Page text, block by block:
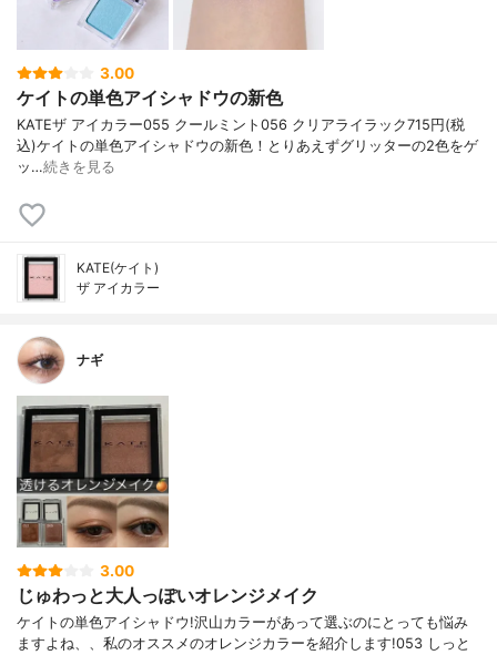
3.00
ケイトの単色アイシャドウの新色
KATE ザ アイカラー 055 クールミント 056 クリアライラック 715円(税
込) ケイトの単色アイシャドウの新色！ とりあえずグリッターの2色をゲ
ッ…続きを見る
KATE(ケイト)
ザ アイカラー
ナギ
3.00
じゅわっと大人っぽいオレンジメイク
ケイトの単色アイシャドウ!沢山カラーがあって選ぶのにとっても悩み
ますよね、、私のオススメのオレンジカラーを紹介します!053 しっと